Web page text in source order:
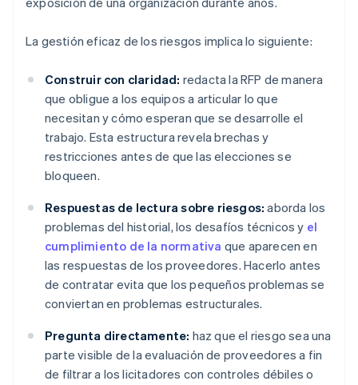
La gestión eficaz de los riesgos implica lo siguiente:
Construir con claridad: redacta la RFP de manera
que obligue a los equipos a articular lo que
necesitan y cómo esperan que se desarrolle el
trabajo. Esta estructura revela brechas y
restricciones antes de que las elecciones se
bloqueen.
Respuestas de lectura sobre riesgos: aborda los
problemas del historial, los desafíos técnicos y el
cumplimiento de la normativa que aparecen en
las respuestas de los proveedores. Hacerlo antes
de contratar evita que los pequeños problemas se
conviertan en problemas estructurales.
Pregunta directamente: haz que el riesgo sea una
parte visible de la evaluación de proveedores a fin
de filtrar a los licitadores con controles débiles o